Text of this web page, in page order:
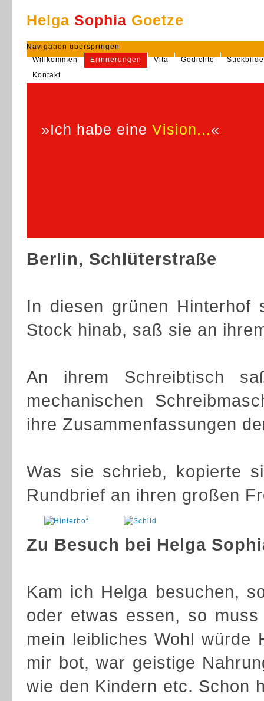
Helga Sophia Goetze
Navigation überspringen
Willkommen
Erinnerungen Vita Gedichte
Kontakt
»Ich habe eine Vision...«
Berlin, Schlüterstraße
In diesen grünen Hinterhof
Stock hinab, saß sie an
An ihrem Schreibtisch
mechanischen
ihre Zusammenfassungen
Was sie schrieb, kopierte
Rundbrief an ihren großen
Zu Besuch bei Helga
Kam ich Helga besuchen,
oder etwas essen, so
mein leibliches Wohl würde
mir bot, war geistige
wie den Kindern etc. Schon